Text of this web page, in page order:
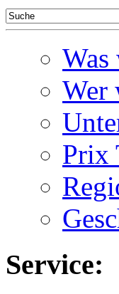
Wer
Prix
Service: